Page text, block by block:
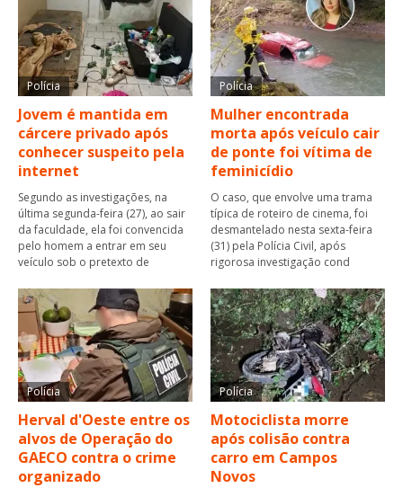
Polícia
Jovem é mantida em
cárcere privado após
conhecer suspeito pela
internet
Segundo as investigações, na
última segunda-feira (27), ao sair
da faculdade, ela foi convencida
pelo homem a entrar em seu
veículo sob o pretexto de
Polícia
Mulher encontrada
morta após veículo cair
de ponte foi vítima de
feminicídio
O caso, que envolve uma trama
típica de roteiro de cinema, foi
desmantelado nesta sexta-feira
(31) pela Polícia Civil, após
rigorosa investigação cond
Polícia
Herval d'Oeste entre os
alvos de Operação do
GAECO contra o crime
organizado
Polícia
Motociclista morre
após colisão contra
carro em Campos
Novos